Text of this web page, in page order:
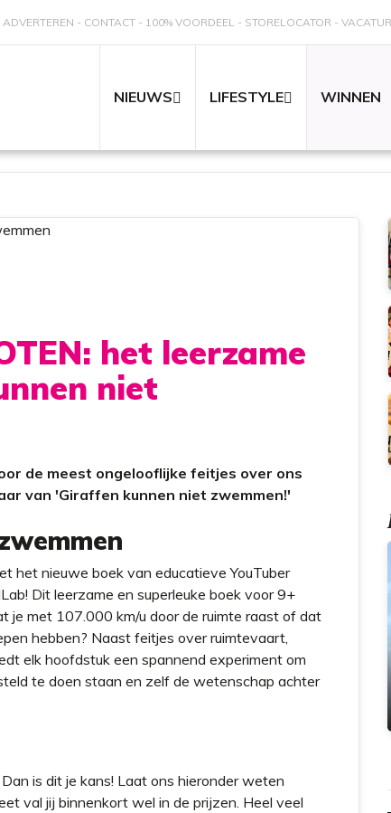
ADVERTEREN CONTACT 100% VOORDEEL STORELOCATOR
NIEUWS LIFESTYLE WINNEN
het leerzame
niet
de meest ongelooflijke feitjes over ons
van 'Giraffen kunnen niet zwemmen!'
het nieuwe boek van educatieve YouTuber
Dit leerzame en superleuke boek voor 9+
je met 107.000 km/u door de ruimte raast of dat
hebben? Naast feitjes over ruimtevaart,
elk hoofdstuk een spannend experiment om
te doen staan en zelf de wetenschap achter
is dit je kans! Laat ons hieronder weten
val jij binnenkort wel in de prijzen. Heel veel